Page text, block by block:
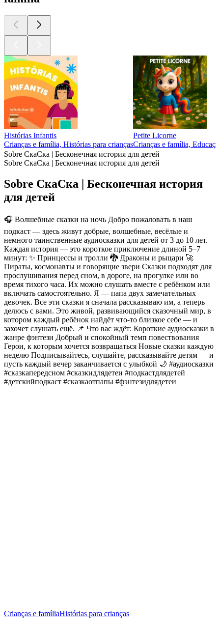
Histórias Infantis
Crianças e família, Histórias para crianças
Petite Licorne
Crianças e família,
Sobre СкаСка | Бесконечная история для детей
Sobre СкаСка | Бесконечная история для детей
Sobre СкаСка | Бесконечная история
для детей
🎧 Волшебные сказки на ночь Добро пожаловать в наш
подкаст — здесь живут добрые, волшебные, весёлые и
немного таинственные аудиосказки для детей от 3 до 10 лет.
Каждая история — это короткое приключение длиной 5–7
минут: ✨ Принцессы и тролли 🐉 Драконы и рыцари 🚀
Пираты, космонавты и говорящие звери Сказки подходят для
прослушивания перед сном, в дороге, на прогулке или во
время тихого часа. Их можно слушать вместе с ребёнком или
включать самостоятельно. Я — папа двух замечательных
девочек. Все эти сказки я сначала рассказываю им, а теперь
делюсь с вами. Это живой, развивающийся сказочный мир, в
котором каждый ребёнок найдёт что-то близкое себе — и
захочет слушать ещё. 📌 Что вас ждёт: Короткие аудиосказки в
жанре фэнтези Добрый и спокойный темп повествования
Герои, к которым хочется возвращаться Новые сказки каждую
неделю Подписывайтесь, слушайте, рассказывайте детям — и
пусть каждый вечер заканчивается с улыбкой 🌙 #аудиосказки
#сказкапередсном #сказкидлядетеи #подкастдлядетей
#детскийподкаст #сказкаотпапы #фэнтезидлядетеи
Crianças e famíliaHistórias para crianças